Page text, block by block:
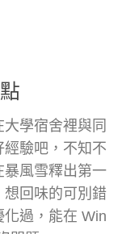
學宿舍裡與同
驗吧，不知不
暴風雪釋出第一
回味的可別錯
過，能在 Win